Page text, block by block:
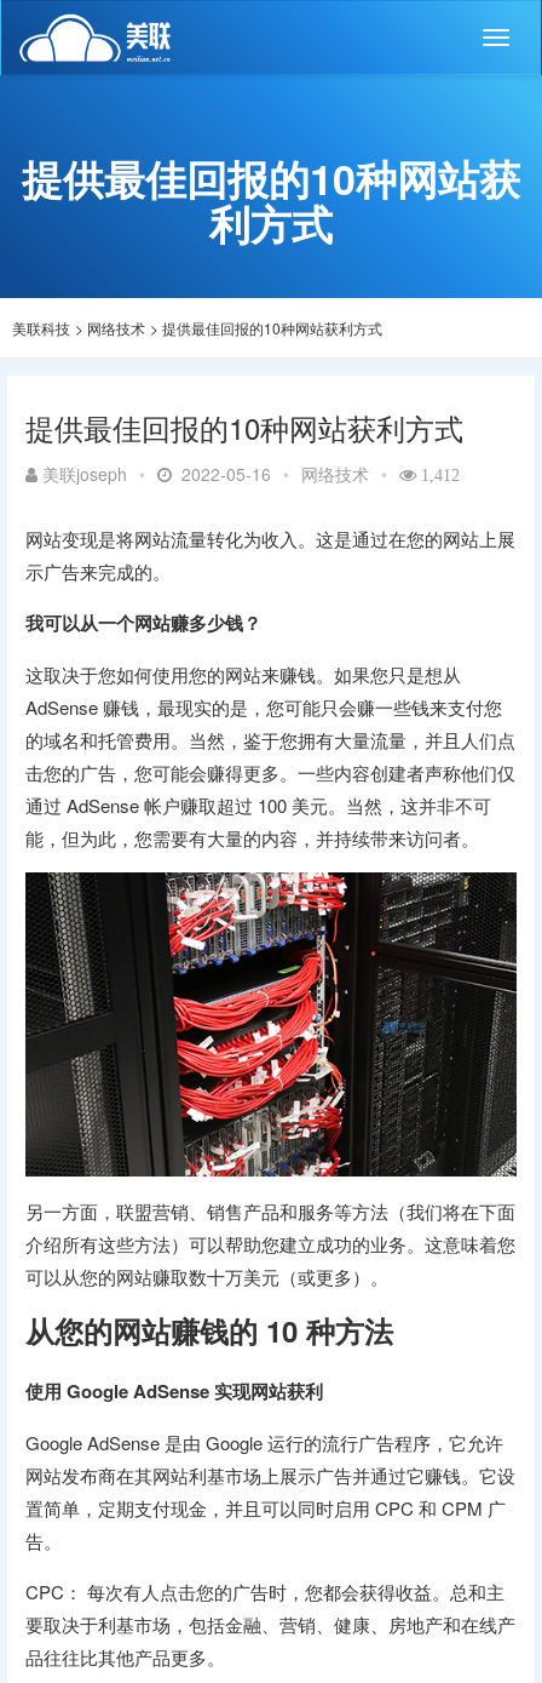
提供最佳回报的10种网站获
利方式
美联科技 > 网络技术 > 提供最佳回报的10种网站获利方式
提供最佳回报的10种网站获利方式
美联joseph • 2022-05-16 • 网络技术 • 1,412
网站变现是将网站流量转化为收入。这是通过在您的网站上展
示广告来完成的。
我可以从一个网站赚多少钱？
这取决于您如何使用您的网站来赚钱。如果您只是想从
AdSense 赚钱，最现实的是​​，您可能只会赚一些钱来支付您
的域名和托管费用。当然，鉴于您拥有大量流量，并且人们点
击您的广告，您可能会赚得更多。一些内容创建者声称他们仅
通过 AdSense 帐户赚取超过 100 美元。当然，这并非不可
能，但为此，您需要有大量的内容，并持续带来访问者。
另一方面，联盟营销、销售产品和服务等方法（我们将在下面
介绍所有这些方法）可以帮助您建立成功的业务。这意味着您
可以从您的网站赚取数十万美元（或更多）。
从您的网站赚钱的 10 种方法
使用 Google AdSense 实现网站获利
Google AdSense 是由 Google 运行的流行广告程序，它允许
网站发布商在其网站利基市场上展示广告并通过它赚钱。它设
置简单，定期支付现金，并且可以同时启用 CPC 和 CPM 广
告。
CPC： 每次有人点击您的广告时，您都会获得收益。总和主
要取决于利基市场，包括金融、营销、健康、房地产和在线产
品往往比其他产品更多。